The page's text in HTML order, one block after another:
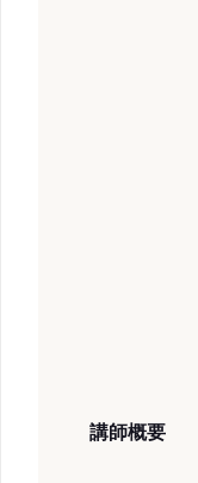
講師概要